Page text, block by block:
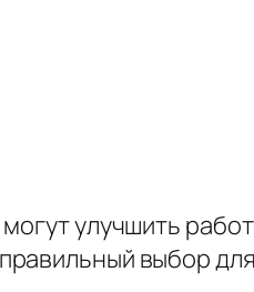
улучшить
выбор